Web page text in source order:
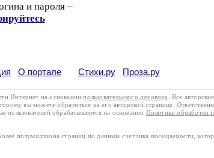
и пароля –
О портале Стихи.ру Проза.ру
Интернет на основаниипользовательского договора
. Все
вы можете обратиться на его авторской странице.
пользователей обрабатываются на основании Политики обработки
полумиллиона страниц по данным счетчика посещаемости,